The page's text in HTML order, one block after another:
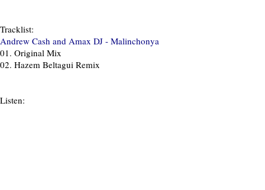
Tracklist:
Andrew Cash and Amax DJ - Malinchonya
01. Original Mix
02. Hazem Beltagui Remix
Listen: